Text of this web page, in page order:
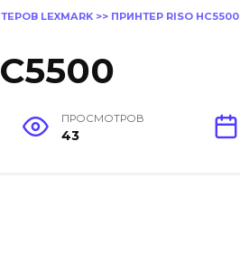
LEXMARK >> ПРИНТЕР RISO HC5500
ПРОСМОТРОВ
43